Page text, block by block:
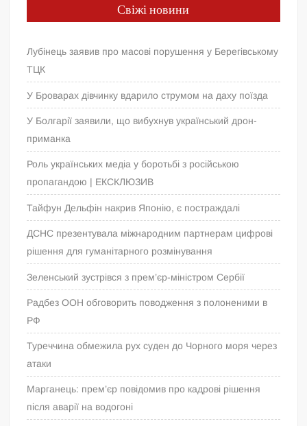
Свіжі новини
Лубінець заявив про масові порушення у Берегівському
ТЦК
У Броварах дівчинку вдарило струмом на даху поїзда
У Болгарії заявили, що вибухнув український дрон-
приманка
Роль українських медіа у боротьбі з російською
пропагандою | ЕКСКЛЮЗИВ
Тайфун Дельфін накрив Японію, є постраждалі
ДСНС презентувала міжнародним партнерам цифрові
рішення для гуманітарного розмінування
Зеленський зустрівся з прем’єр-міністром Сербії
Радбез ООН обговорить поводження з полоненими в
РФ
Туреччина обмежила рух суден до Чорного моря через
атаки
Марганець: прем’єр повідомив про кадрові рішення
після аварії на водогоні